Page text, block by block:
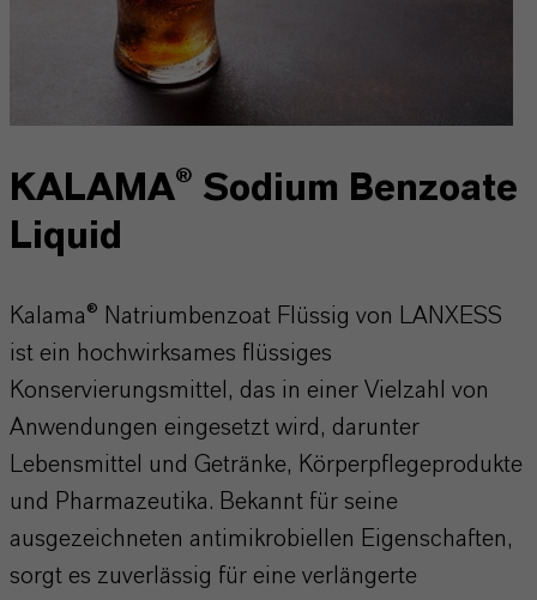
KALAMA® Sodium Benzoate
Liquid
Kalama® Natriumbenzoat Flüssig von LANXESS
ist ein hochwirksames flüssiges
Konservierungsmittel, das in einer Vielzahl von
Anwendungen eingesetzt wird, darunter
Lebensmittel und Getränke, Körperpflegeprodukte
und Pharmazeutika. Bekannt für seine
ausgezeichneten antimikrobiellen Eigenschaften,
sorgt es zuverlässig für eine verlängerte